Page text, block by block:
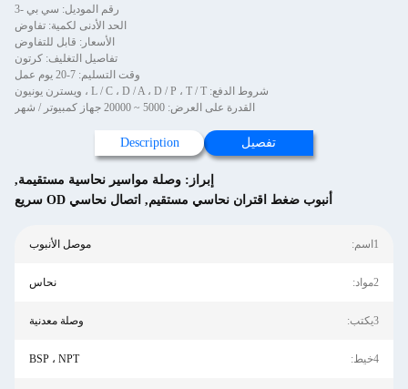
رقم الموديل: سي بي -3
الحد الأدنى لكمية: تفاوض
الأسعار: قابل للتفاوض
تفاصيل التغليف: كرتون
وقت التسليم: 7-20 يوم عمل
شروط الدفع: L / C ، D / A ، D / P ، T / T ، ويسترن يونيون
القدرة على العرض: 5000 ~ 20000 جهاز كمبيوتر / شهر
تفصيل Description
إبراز: وصلة مواسير نحاسية مستقيمة,
أنبوب ضغط اقتران نحاسي مستقيم, اتصال نحاسي OD سريع
1اسم: موصل الأنبوب
2مواد: نحاس
3يكتب: وصلة معدنية
4خيط: BSP ، NPT